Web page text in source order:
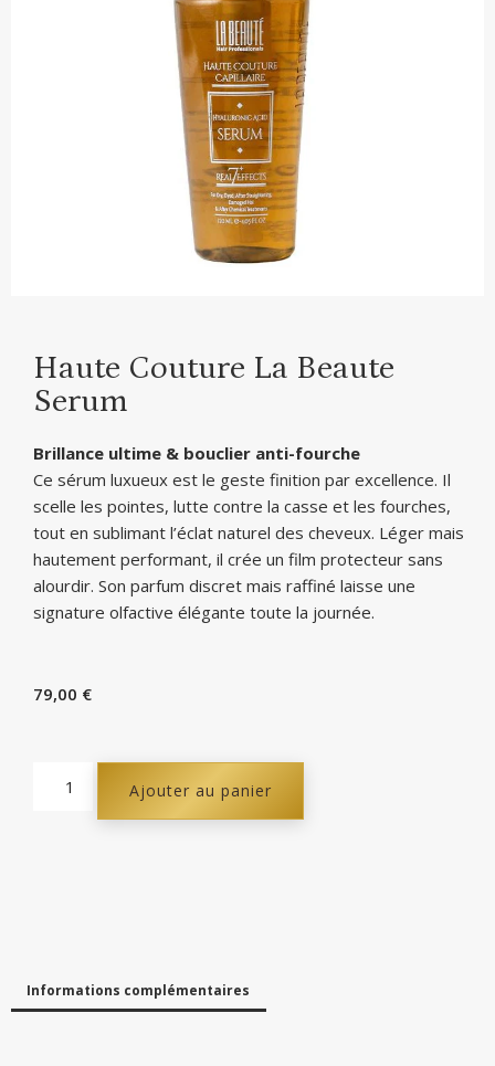
Haute Couture La Beaute
Serum
Brillance ultime & bouclier anti-fourche
Ce sérum luxueux est le geste finition par excellence. Il
scelle les pointes, lutte contre la casse et les fourches,
tout en sublimant l’éclat naturel des cheveux. Léger mais
hautement performant, il crée un film protecteur sans
alourdir. Son parfum discret mais raffiné laisse une
signature olfactive élégante toute la journée.
79,00 €
Ajouter au panier
Informations complémentaires